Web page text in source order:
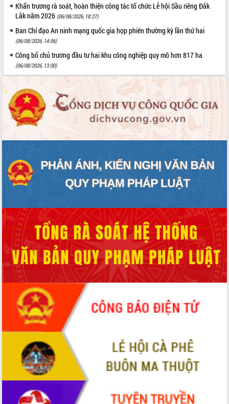
Khẩn trương rà soát, hoàn thiện công tác tổ chức Lễ hội Sầu riêng Đắk
Lắk năm 2026 (06/08/2026, 18:27)
Ban Chỉ đạo An ninh mạng quốc gia họp phiên thường kỳ lần thứ hai
(06/08/2026, 14:06)
Công bố chủ trương đầu tư hai khu công nghiệp quy mô hơn 817 ha
(06/08/2026, 13:00)